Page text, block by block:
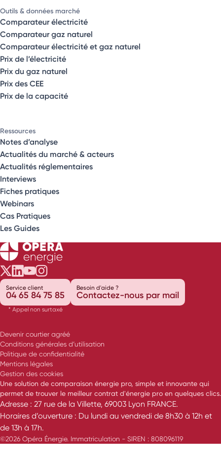
Outils & données marché
Comparateur électricité
Comparateur gaz naturel
Comparateur électricité et gaz naturel
Prix de l’électricité
Prix du gaz naturel
Prix des CEE
Prix de la capacité
Ressources
Notes d’analyse
Actualités du marché & acteurs
Actualités réglementaires
Interviews
Fiches pratiques
Webinars
Cas Pratiques
Les Guides
Opéra Énergie sur Twitter
Opéra Énergie sur LinkedIn
Opéra Énergie sur Youtube
Opéra Énergie sur Instagram
Service client
04 65 84 75 85
* Appel non surtaxé
Besoin d'aide ?
Contactez-nous par mail
Devenir courtier agréé
Conditions générales d’utilisation
Politique de confidentialité
Mentions légales
Gestion des cookies
Une solution de comparaison énergie pro, simple et innovante qui
permet de trouver le meilleur contrat d'énergie pro en quelques clics.
Adresse : 27 rue de la Villette, 69003 Lyon FRANCE.
Horaires d’ouverture : Du lundi au vendredi de 8h30 à 12h et
de 13h à 17h.
©2026 Opéra Énergie. Immatriculation - SIREN : 808096119